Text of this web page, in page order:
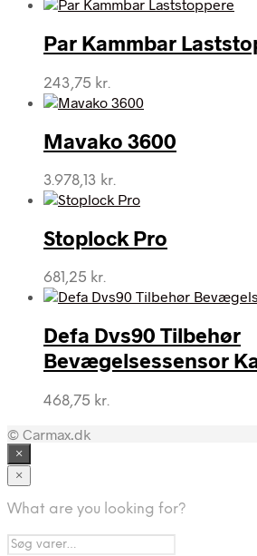
Par Kammbar
243,75 kr.
Mavako 3600
3.978,13 kr.
Stoplock Pro
681,25 kr.
Defa Dvs90 Tilbehør
Bevægelsessensor
468,75 kr.
© Carmax.dk
×
×
What are you looking for?